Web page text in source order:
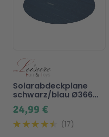
24,99 €
Solarabdeckplane
schwarz/blau Ø366
für Pool
17